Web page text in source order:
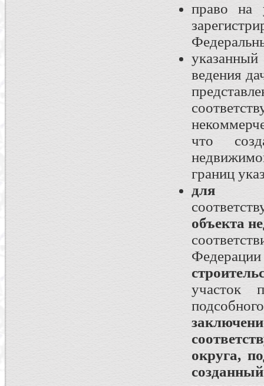
право на
ведения
что
границ
для
объекта
участок
округа,